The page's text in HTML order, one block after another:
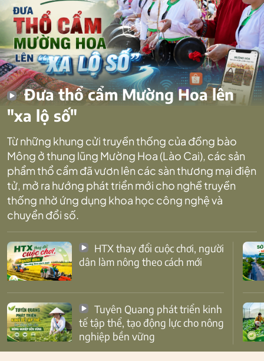
Đưa thổ cẩm Mường Hoa lên
"xa lộ số"
Từ những khung cửi truyền thống của đồng bào
Mông ở thung lũng Mường Hoa (Lào Cai), các sản
phẩm thổ cẩm đã vươn lên các sàn thương mại điện
tử, mở ra hướng phát triển mới cho nghề truyền
thống nhờ ứng dụng khoa học công nghệ và
chuyển đổi số.
dân làm nông theo cách mới
tế tập thể, tạo động lực cho nông
nghiệp bền vững